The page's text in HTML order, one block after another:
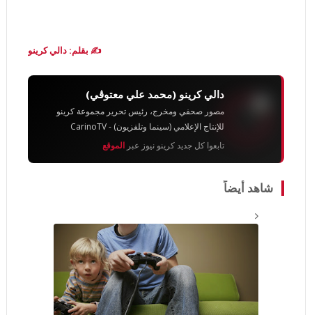
✍️ بقلم: دالي كرينو
دالي كرينو (محمد علي معتوڨي)
مصور صحفي ومخرج، رئيس تحرير مجموعة كرينو
للإنتاج الإعلامي (سينما وتلفزيون) - CarinoTV
تابعوا كل جديد كرينو نيوز عبر الموقع
شاهد أيضاً